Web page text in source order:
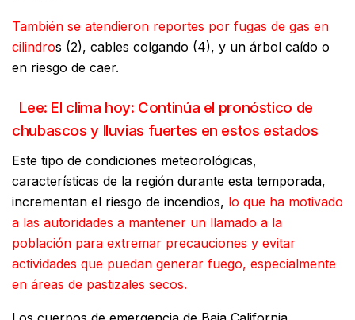
También se atendieron reportes por fugas de gas en
cilindros (2), cables colgando (4), y un árbol caído o
en riesgo de caer.
Lee: El clima hoy: Continúa el pronóstico de
chubascos y lluvias fuertes en estos estados
Este tipo de condiciones meteorológicas,
características de la región durante esta temporada,
incrementan el riesgo de incendios, lo que ha motivado
a las autoridades a mantener un llamado a la
población para extremar precauciones y evitar
actividades que puedan generar fuego, especialmente
en áreas de pastizales secos.